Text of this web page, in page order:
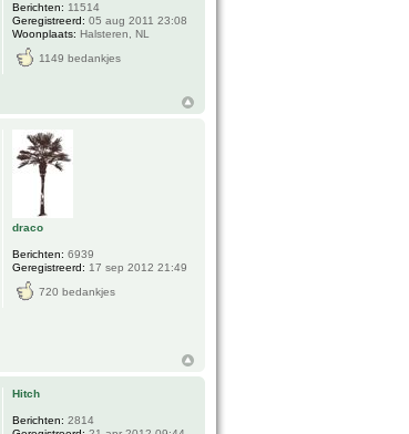
Berichten: 11514
Geregistreerd: 05 aug 2011 23:08
Woonplaats: Halsteren, NL
1149 bedankjes
draco
Berichten: 6939
Geregistreerd: 17 sep 2012 21:49
720 bedankjes
Hitch
Berichten: 2814